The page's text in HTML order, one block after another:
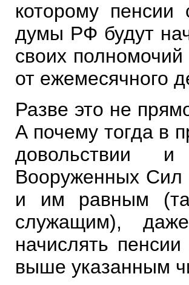
которому пенсии
думы РФ будут
своих
от ежемесячного
Разве это не
А почему тогда в
довольствии
Вооруженных Сил
и им равным
служащим),
начислять
выше указанным